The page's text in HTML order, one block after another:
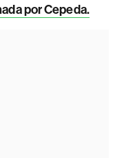
por Cepeda.